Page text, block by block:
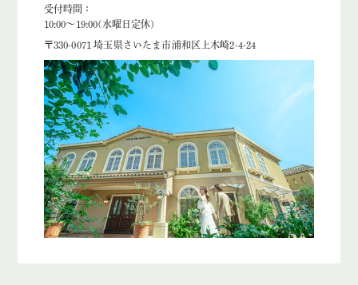
受付時間：
10:00〜19:00(水曜日定休)
〒330-0071 埼玉県さいたま市浦和区上木崎2-4-24